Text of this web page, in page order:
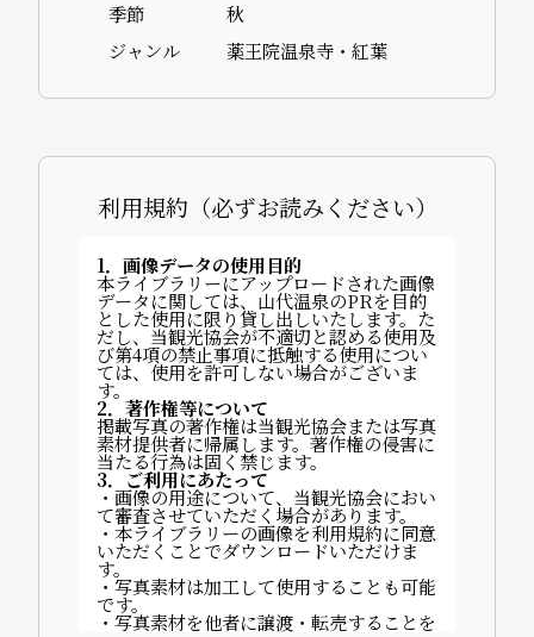
季節
秋
ジャンル
薬王院温泉寺・紅葉
利用規約（必ずお読みください）
1．画像データの使用目的
本ライブラリーにアップロードされた画像
データに関しては、山代温泉のPRを目的
とした使用に限り貸し出しいたします。た
だし、当観光協会が不適切と認める使用及
び第4項の禁止事項に抵触する使用につい
ては、使用を許可しない場合がございま
す。
2．著作権等について
掲載写真の著作権は当観光協会または写真
素材提供者に帰属します。著作権の侵害に
当たる行為は固く禁じます。
3．ご利用にあたって
・画像の用途について、当観光協会におい
て審査させていただく場合があります。
・本ライブラリーの画像を利用規約に同意
いただくことでダウンロードいただけま
す。
・写真素材は加工して使用することも可能
です。
・写真素材を他者に譲渡・転売することを